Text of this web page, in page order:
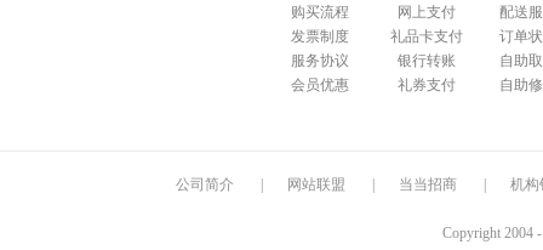
购买流程
发票制度
服务协议
会员优惠
网上支付
礼品卡支付
银行转账
礼券支付
配送
订单
自助
自助
公司简介 网站联盟 当当招商 机构
Copyright 2004